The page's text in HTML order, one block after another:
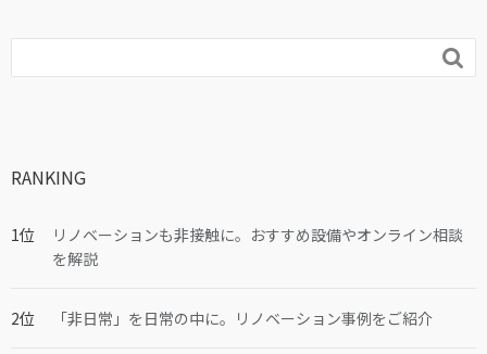

RANKING
リノベーションも非接触に。おすすめ設備やオンライン相談
を解説
「非日常」を日常の中に。リノベーション事例をご紹介